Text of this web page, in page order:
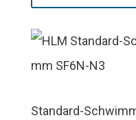
Standard-